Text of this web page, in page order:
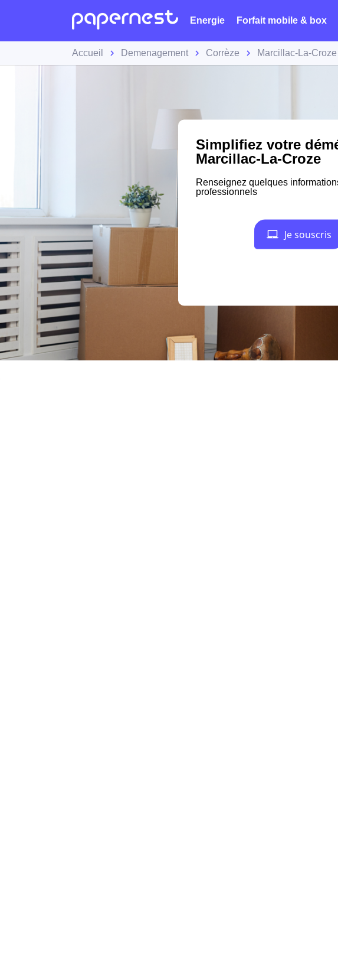
Energie Forfait mobile & box
Accueil Demenagement Corrèze Marcillac-La-Croze